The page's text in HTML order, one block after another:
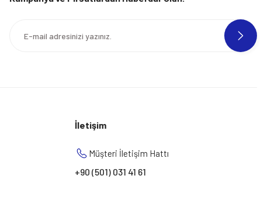
İletişim
Müşteri İletişim Hattı
+90 (501) 031 41 61